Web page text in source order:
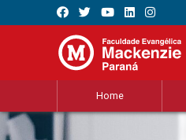
Home